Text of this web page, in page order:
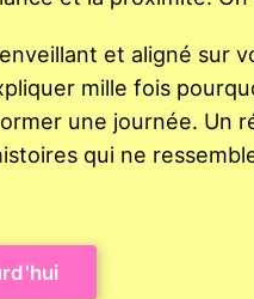
et aligné sur
mille fois
une journée. Un
qui ne